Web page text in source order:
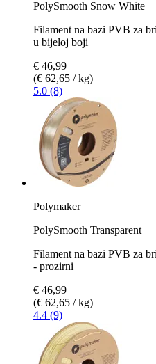
PolySmooth Snow White
Filament na bazi PVB za
u bijeloj boji
€ 46,99
(€ 62,65 / kg)
5.0 (8)
Polymaker
PolySmooth Transparent
Filament na bazi PVB za
- prozirni
€ 46,99
(€ 62,65 / kg)
4.4 (9)